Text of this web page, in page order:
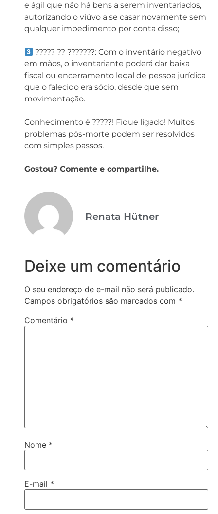
e ágil que não há bens a serem inventariados,
autorizando o viúvo a se casar novamente sem
qualquer impedimento por conta disso;⁣⁣
????? ?? ???????: Com o inventário negativo
em mãos, o inventariante poderá dar baixa
fiscal ou encerramento legal de pessoa jurídica
que o falecido era sócio, desde que sem
movimentação.⁣⁣
Conhecimento é ?????! Fique ligado! Muitos
problemas pós-morte podem ser resolvidos
com simples passos.⁣⁣
Gostou? Comente e compartilhe.
Renata Hütner
Deixe um comentário
O seu endereço de e-mail não será publicado.
Campos obrigatórios são marcados com *
Comentário *
Nome *
E-mail *